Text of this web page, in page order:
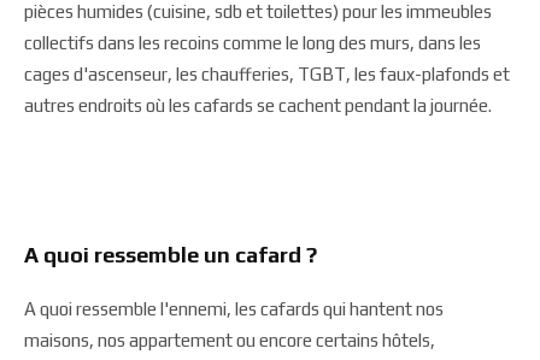
pièces humides (cuisine, sdb et toilettes) pour les immeubles
collectifs dans les recoins comme le long des murs, dans les
cages d'ascenseur, les chaufferies, TGBT, les faux-plafonds et
autres endroits où les cafards se cachent pendant la journée.
A quoi ressemble un cafard ?
A quoi ressemble l'ennemi, les cafards qui hantent nos
maisons, nos appartement ou encore certains hôtels,